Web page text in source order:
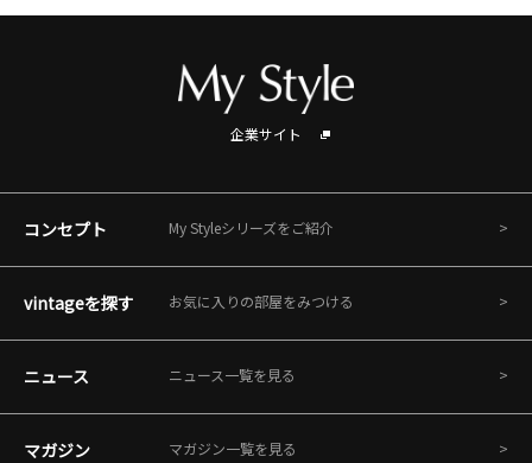
企業サイト
コンセプト My Styleシリーズをご紹介
vintageを探す お気に入りの部屋をみつける
ニュース ニュース一覧を見る
マガジン マガジン一覧を見る